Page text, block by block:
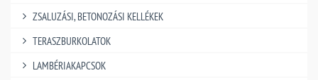
ZSALUZÁSI, BETONOZÁSI KELLÉKEK
TERASZBURKOLATOK
LAMBÉRIAKAPCSOK